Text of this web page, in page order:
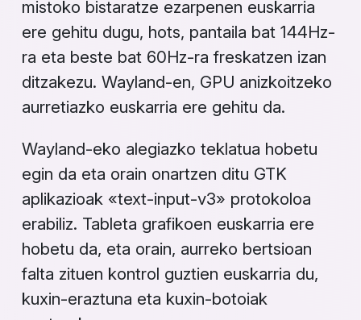
mistoko bistaratze ezarpenen euskarria
ere gehitu dugu, hots, pantaila bat 144Hz-
ra eta beste bat 60Hz-ra freskatzen izan
ditzakezu. Wayland-en, GPU anizkoitzeko
aurretiazko euskarria ere gehitu da.
Wayland-eko alegiazko teklatua hobetu
egin da eta orain onartzen ditu GTK
aplikazioak «text-input-v3» protokoloa
erabiliz. Tableta grafikoen euskarria ere
hobetu da, eta orain, aurreko bertsioan
falta zituen kontrol guztien euskarria du,
kuxin-eraztuna eta kuxin-botoiak